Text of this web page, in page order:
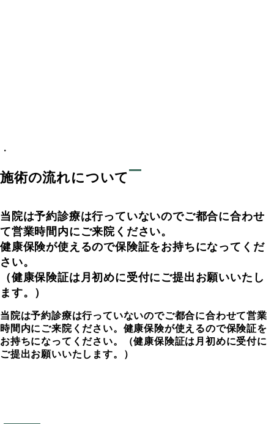
・
施術の流れについて
当院は予約診療は行っていないのでご都合に合わせ
て営業時間内にご来院ください。
健康保険が使えるので保険証をお持ちになってくだ
さい。
（健康保険証は月初めに受付にご提出お願いいたし
ます。）
当院は予約診療は行っていないのでご都合に合わせて営業
時間内にご来院ください。健康保険が使えるので保険証を
お持ちになってください。（健康保険証は月初めに受付に
ご提出お願いいたします。）